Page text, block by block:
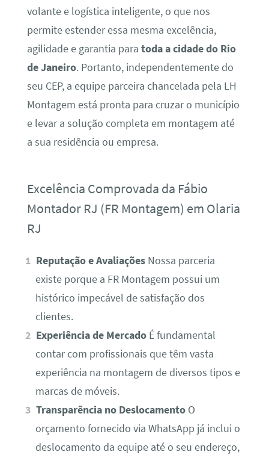
volante e logística inteligente, o que nos
permite estender essa mesma excelência,
agilidade e garantia para toda a cidade do Rio
de Janeiro. Portanto, independentemente do
seu CEP, a equipe parceira chancelada pela LH
Montagem está pronta para cruzar o município
e levar a solução completa em montagem até
a sua residência ou empresa.
Excelência Comprovada da Fábio
Montador RJ (FR Montagem) em Olaria
RJ
Reputação e Avaliações Nossa parceria
existe porque a FR Montagem possui um
histórico impecável de satisfação dos
clientes.
Experiência de Mercado É fundamental
contar com profissionais que têm vasta
experiência na montagem de diversos tipos e
marcas de móveis.
Transparência no Deslocamento O
orçamento fornecido via WhatsApp já inclui o
deslocamento da equipe até o seu endereço,